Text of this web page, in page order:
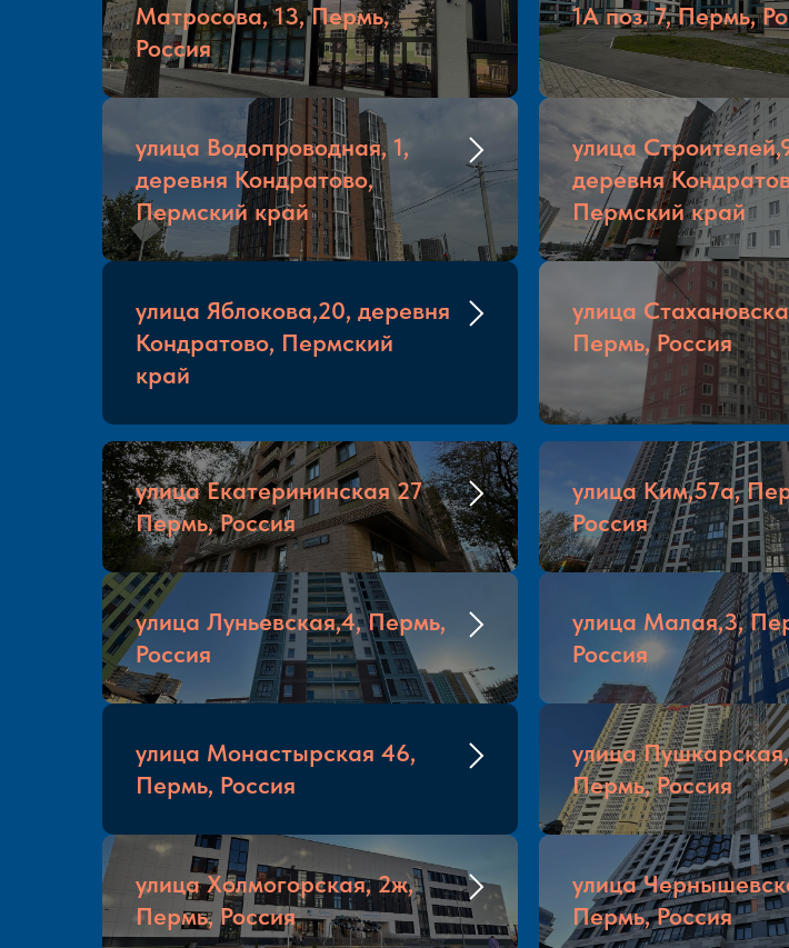
Матросова, 13, Пермь,
Россия
1А поз. 7, Пермь,
улица Водопроводная, 1,
деревня Кондратово,
Пермский край
улица
деревня
Пермский край
улица Яблокова,20, деревня
Кондратово, Пермский
край
улица
Пермь, Россия
улица Екатерининская 27
Пермь, Россия
улица Ким,57а,
Россия
улица Луньевская,4, Пермь,
Россия
улица Малая,3,
Россия
улица Монастырская 46,
Пермь, Россия
улица
Пермь, Россия
улица Холмогорская, 2ж,
Пермь, Россия
улица
Пермь, Россия